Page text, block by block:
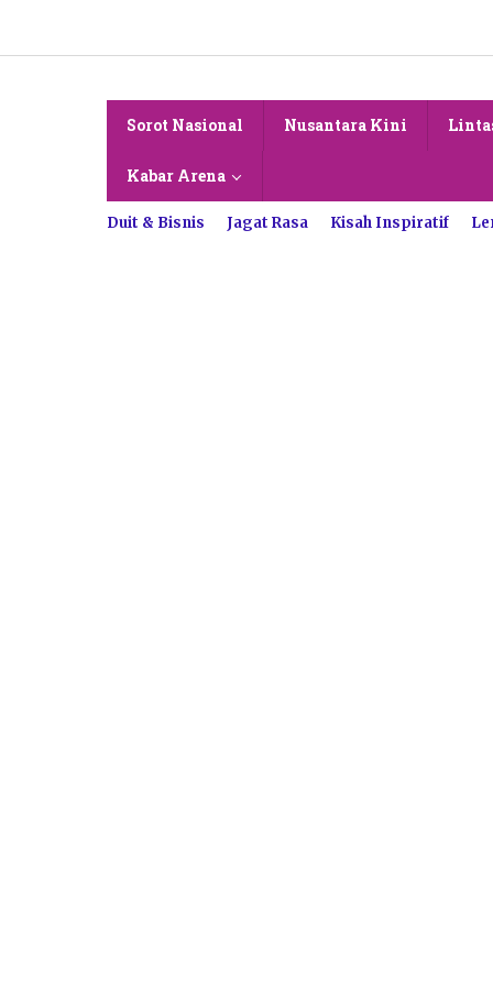
konten
Sorot Nasional Nusantara Kini
Kabar Arena
Duit & Bisnis Jagat Rasa Kisah Inspiratif